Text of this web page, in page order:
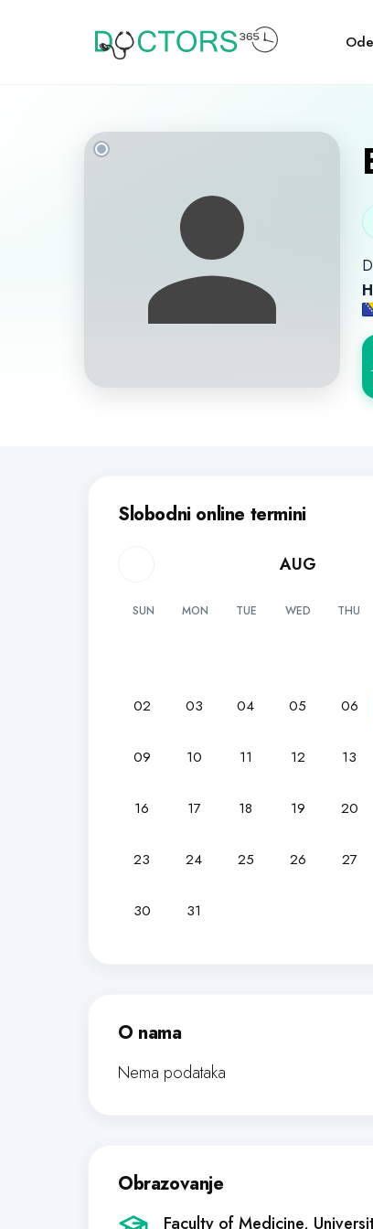
Slobodni online termini
AUG
SUN MON TUE WED THU
02 03 04 05 06
09 10 11 12 13
16 17 18 19 20
23 24 25 26 27
30 31
O nama
Nema podataka
Obrazovanje
Faculty of Medicine,